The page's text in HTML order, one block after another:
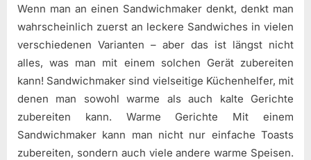
Wenn man an einen Sandwichmaker denkt, denkt man
wahrscheinlich zuerst an leckere Sandwiches in vielen
verschiedenen Varianten – aber das ist längst nicht
alles, was man mit einem solchen Gerät zubereiten
kann! Sandwichmaker sind vielseitige Küchenhelfer, mit
denen man sowohl warme als auch kalte Gerichte
zubereiten kann. Warme Gerichte Mit einem
Sandwichmaker kann man nicht nur einfache Toasts
zubereiten, sondern auch viele andere warme Speisen.